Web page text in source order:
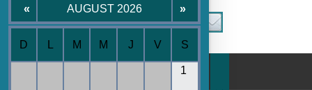
« AUGUST 2026 »
D M M J V S
1